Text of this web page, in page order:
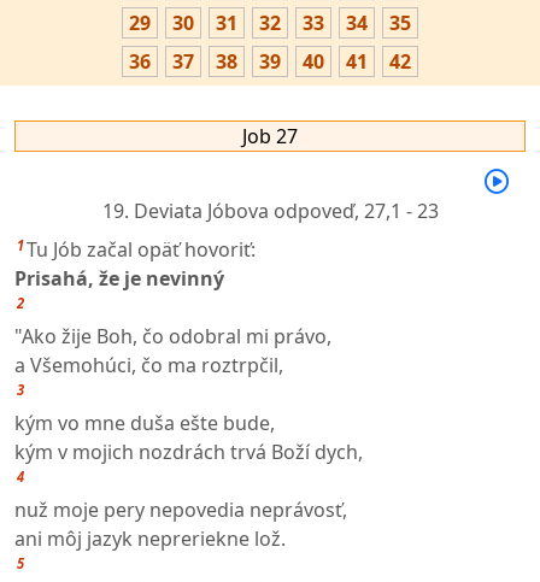
29
30 31 32 33 34
35
36
37 38 39 40 41 42
Job 27
19. Deviata Jóbova odpoveď, 27,1 - 23
1Tu Jób začal opäť hovoriť:
Prisahá, že je nevinný
2
"Ako žije Boh, čo odobral mi právo,
a Všemohúci, čo ma roztrpčil,
3
kým vo mne duša ešte bude,
kým v mojich nozdrách trvá Boží dych,
4
nuž moje pery nepovedia neprávosť,
ani môj jazyk nepreriekne lož.
5